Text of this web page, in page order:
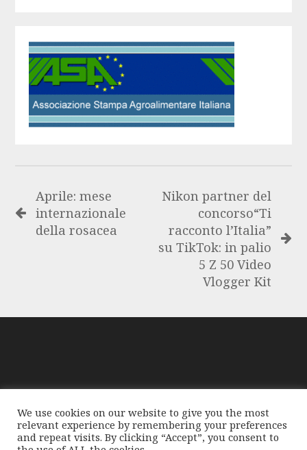
Aprile: mese
internazionale
della rosacea
Nikon partner del
concorso“Ti
racconto l’Italia”
su TikTok: in palio
5 Z 50 Video
Vlogger Kit
GloablMediaNews, prima di pubblicare foto o testi,
compie tutte le opportune verifiche al fine di accertarne il
libero regime di circolazione e non violare i diritti
We use cookies on our website to give you the most
relevant experience by remembering your preferences
and repeat visits. By clicking “Accept”, you consent to